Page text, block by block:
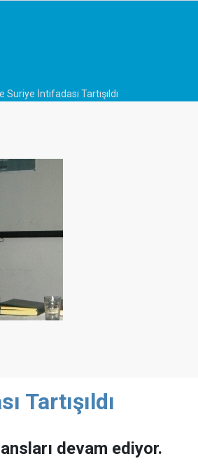
Suriye İntifadası Tartışıldı
Tartışıldı
devam ediyor.